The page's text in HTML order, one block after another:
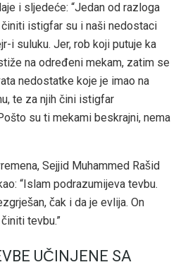
i sljedeće: “Jedan od razloga
istigfar su i naši nedostaci
i suluku. Jer, rob koji putuje ka
na određeni mekam, zatim se
nedostatke koje je imao na
te za njih čini istigfar
su ti mekami beskrajni, nema
Sejjid Muhammed Rašid
“Islam podrazumijeva tevbu.
čak i da je evlija. On
tevbu.”
UČINJENE SA